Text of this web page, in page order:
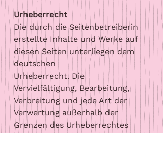
Urheberrecht
Die durch die Seitenbetreiberin
erstellte Inhalte und Werke auf
diesen Seiten unterliegen dem
deutschen
Urheberrecht. Die
Vervielfältigung, Bearbeitung,
Verbreitung und jede Art der
Verwertung außerhalb der
Grenzen des Urheberrechtes